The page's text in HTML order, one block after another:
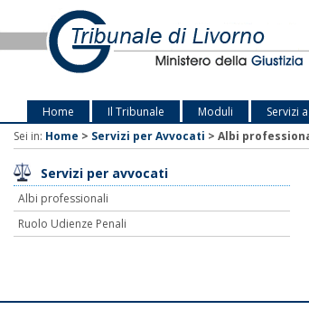
Home Il Tribunale Moduli Servizi
Sei in: Home > Servizi per Avvocati > Albi
Servizi per avvocati
Albi professionali
Ruolo Udienze Penali